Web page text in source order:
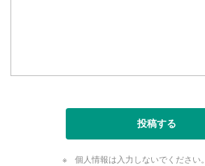
投稿する
個人情報は入力しないでください。